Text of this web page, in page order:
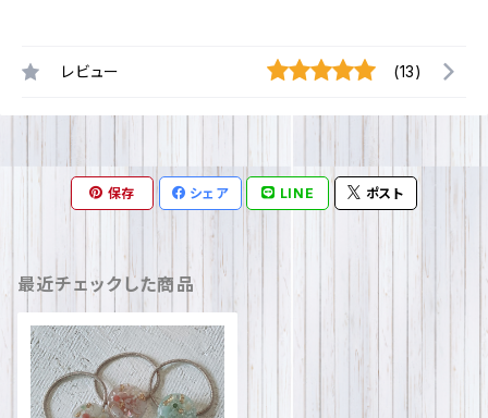
レビュー (13)
保存 シェア LINE ポスト
最近チェックした商品